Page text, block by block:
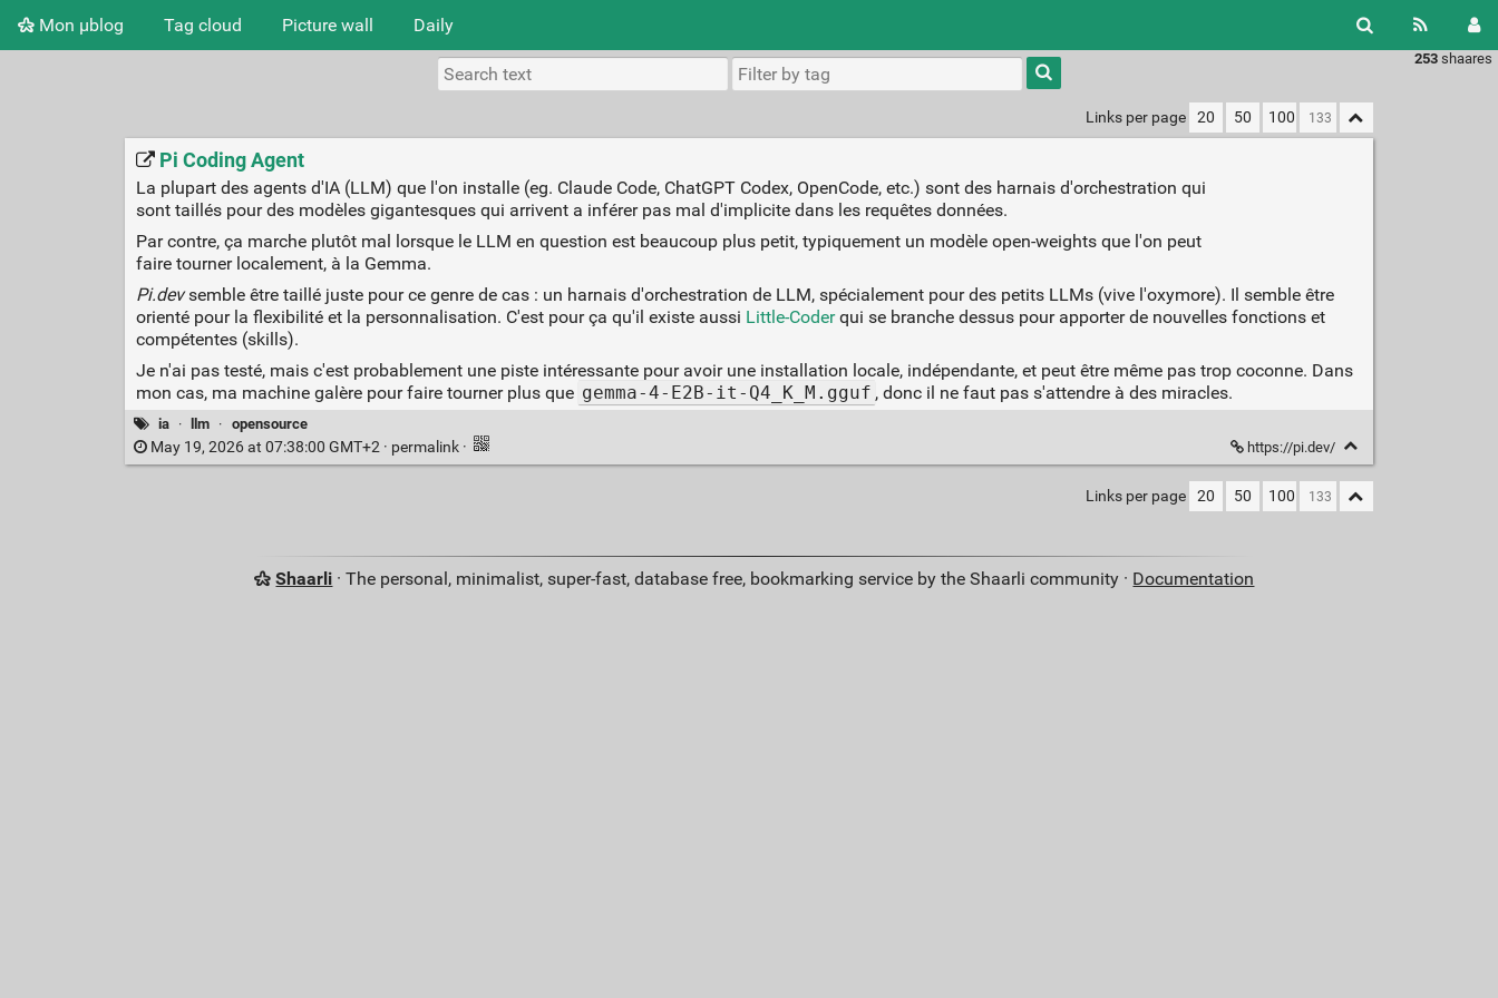
Mon μblog Tag cloud Picture wall Daily
253 shaares
Type 1 or
more
charactersLinks per page 20 50 100
Pi Coding Agent
La plupart des agents d'IA (LLM) que l'on installe (eg. Claude Code, ChatGPT Codex, OpenCode, etc.) sont des harnais d'orchestration qui
sont taillés pour des modèles gigantesques qui arrivent a inférer pas mal d'implicite dans les requêtes données.
Par contre, ça marche plutôt mal lorsque le LLM en question est beaucoup plus petit, typiquement un modèle open-weights que l'on peut
faire tourner localement, à la Gemma.
Pi.devsemble être taillé juste pour ce genre de cas : un harnais d'orchestration de LLM, spécialement pour des petits LLMs (vive l'oxymore). Il semble être
orienté pour la flexibilité et la personnalisation. C'est pour ça qu'il existe aussi Little-Coderqui se branche dessus pour apporter de nouvelles fonctions et
compétentes (skills).
Je n'ai pas testé, mais c'est probablement une piste intéressante pour avoir une installation locale, indépendante, et peut être même pas trop coconne. Dans
mon cas, ma machine galère pour faire tourner plus que gemma-4-E2B-it-Q4_K_M.gguf , donc il ne faut pas s'attendre à des miracles.
ia · llm · opensource
May 19, 2026 at 07:38:00 GMT+2 · permalink · https://pi.dev/
Links per page 20 50 100
Shaarli · The personal, minimalist, super-fast, database free, bookmarking service by the Shaarli community · Documentation